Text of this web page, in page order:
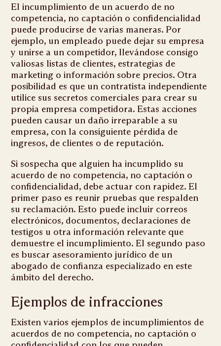
El incumplimiento de un acuerdo de no
competencia, no captación o confidencialidad
puede producirse de varias maneras. Por
ejemplo, un empleado puede dejar su empresa
y unirse a un competidor, llevándose consigo
valiosas listas de clientes, estrategias de
marketing o información sobre precios. Otra
posibilidad es que un contratista independiente
utilice sus secretos comerciales para crear su
propia empresa competidora. Estas acciones
pueden causar un daño irreparable a su
empresa, con la consiguiente pérdida de
ingresos, de clientes o de reputación.
Si sospecha que alguien ha incumplido su
acuerdo de no competencia, no captación o
confidencialidad, debe actuar con rapidez. El
primer paso es reunir pruebas que respalden
su reclamación. Esto puede incluir correos
electrónicos, documentos, declaraciones de
testigos u otra información relevante que
demuestre el incumplimiento. El segundo paso
es buscar asesoramiento jurídico de un
abogado de confianza especializado en este
ámbito del derecho.
Ejemplos de infracciones
Existen varios ejemplos de incumplimientos de
acuerdos de no competencia, no captación o